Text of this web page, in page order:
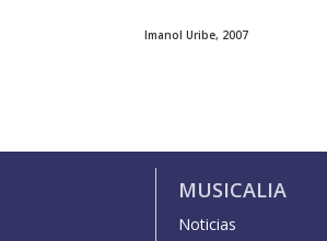
Imanol Uribe, 2007
MUSICALIA
Noticias